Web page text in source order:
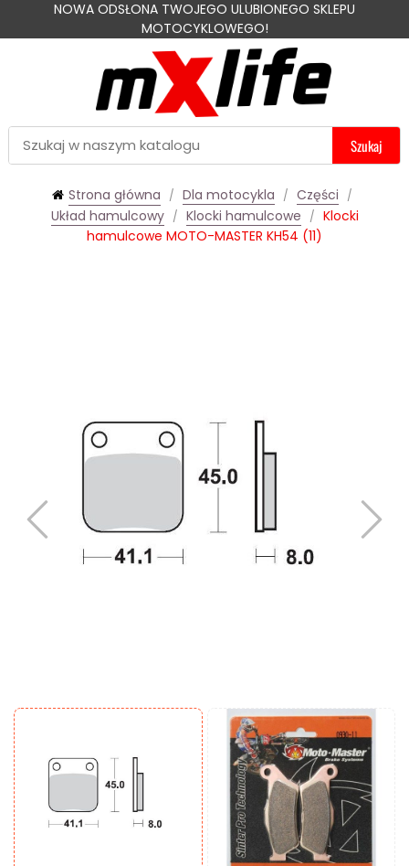
NOWA ODSŁONA TWOJEGO ULUBIONEGO SKLEPU
MOTOCYKLOWEGO!
Szukaj
Strona główna Dla motocykla
Części
Układ hamulcowy
Klocki hamulcowe
Klocki
hamulcowe MOTO-MASTER KH54 (11)